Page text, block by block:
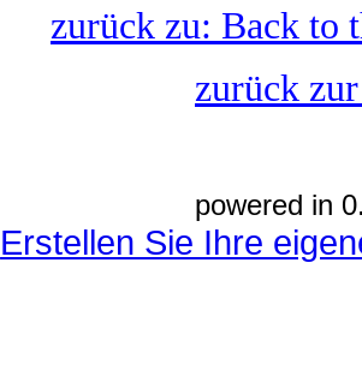
zurück zu: Back to
zurück
powered in
Erstellen Sie Ihre